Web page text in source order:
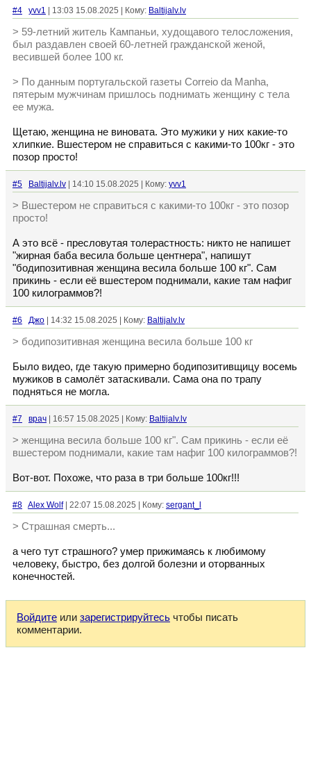
#4 yvv1 | 13:03 15.08.2025 | Кому: Baltijalv.lv
> 59-летний житель Кампаньи, худощавого телосложения,
был раздавлен своей 60-летней гражданской женой,
весившей более 100 кг.
> По данным португальской газеты Correio da Manha,
пятерым мужчинам пришлось поднимать женщину с тела
ее мужа.
Щетаю, женщина не виновата. Это мужики у них какие-то
хлипкие. Вшестером не справиться с какими-то 100кг - это
позор просто!
#5 Baltijalv.lv | 14:10 15.08.2025 | Кому: yvv1
> Вшестером не справиться с какими-то 100кг - это позор
просто!
А это всё - пресловутая толерастность: никто не напишет
"жирная баба весила больше центнера", напишут
"бодипозитивная женщина весила больше 100 кг". Сам
прикинь - если её вшестером поднимали, какие там нафиг
100 килограммов?!
#6 Джо | 14:32 15.08.2025 | Кому: Baltijalv.lv
> бодипозитивная женщина весила больше 100 кг
Было видео, где такую примерно бодипозитивщицу восемь
мужиков в самолёт затаскивали. Сама она по трапу
подняться не могла.
#7 врач | 16:57 15.08.2025 | Кому: Baltijalv.lv
> женщина весила больше 100 кг". Сам прикинь - если её
вшестером поднимали, какие там нафиг 100 килограммов?!
Вот-вот. Похоже, что раза в три больше 100кг!!!
#8 Alex Wolf| 22:07 15.08.2025 | Кому: sergant_l
> Страшная смерть...
а чего тут страшного? умер прижимаясь к любимому
человеку, быстро, без долгой болезни и оторванных
конечностей.
Войдите или зарегистрируйтесь чтобы писать
комментарии.